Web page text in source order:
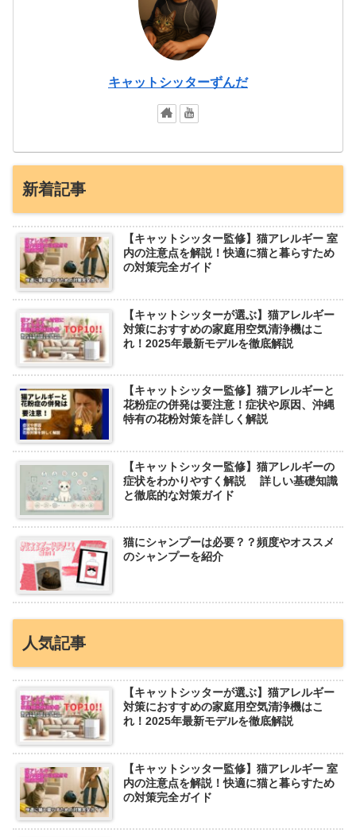
キャットシッターずんだ
新着記事
【キャットシッター監修】猫アレルギー 室
内の注意点を解説！快適に猫と暮らすため
の対策完全ガイド
【キャットシッターが選ぶ】猫アレルギー
対策におすすめの家庭用空気清浄機はこ
れ！2025年最新モデルを徹底解説
【キャットシッター監修】猫アレルギーと
花粉症の併発は要注意！症状や原因、沖縄
特有の花粉対策を詳しく解説
【キャットシッター監修】猫アレルギーの
症状をわかりやすく解説 詳しい基礎知識
と徹底的な対策ガイド
猫にシャンプーは必要？？頻度やオススメ
のシャンプーを紹介
人気記事
【キャットシッターが選ぶ】猫アレルギー
対策におすすめの家庭用空気清浄機はこ
れ！2025年最新モデルを徹底解説
【キャットシッター監修】猫アレルギー 室
内の注意点を解説！快適に猫と暮らすため
の対策完全ガイド